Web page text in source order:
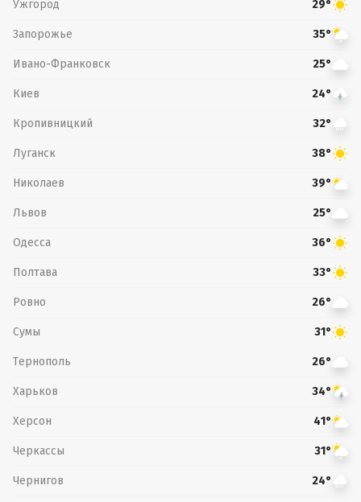
Ужгород 29°
Запорожье 35°
Ивано-Франковск 25°
Киев 24°
Кропивницкий 32°
Луганск 38°
Николаев 39°
Львов 25°
Одесса 36°
Полтава 33°
Ровно 26°
Сумы 31°
Тернополь 26°
Харьков 34°
Херсон 41°
Черкассы 31°
Чернигов 24°